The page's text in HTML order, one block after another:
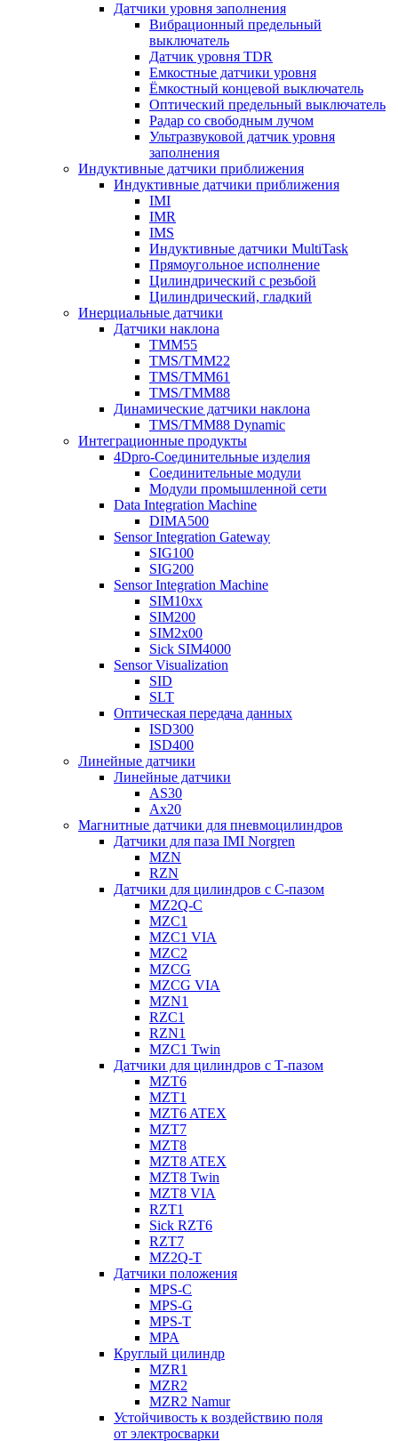
Датчики уровня заполнения
Вибрационный предельный
выключатель
Датчик уровня TDR
Емкостные датчики уровня
Ёмкостный концевой выключатель
Оптический предельный выключатель
Радар со свободным лучом
Ультразвуковой датчик уровня
заполнения
Индуктивные датчики приближения
Индуктивные датчики приближения
IMI
IMR
IMS
Индуктивные датчики MultiTask
Прямоугольное исполнение
Цилиндрический с резьбой
Цилиндрический, гладкий
Инерциальные датчики
Датчики наклона
TMM55
TMS/TMM22
TMS/TMM61
TMS/TMM88
Динамические датчики наклона
TMS/TMM88 Dynamic
Интеграционные продукты
4Dpro-Соединительные изделия
Соединительные модули
Модули промышленной сети
Data Integration Machine
DIMA500
Sensor Integration Gateway
SIG100
SIG200
Sensor Integration Machine
SIM10xx
SIM200
SIM2x00
Sick SIM4000
Sensor Visualization
SID
SLT
Оптическая передача данных
ISD300
ISD400
Линейные датчики
Линейные датчики
AS30
Ax20
Магнитные датчики для пневмоцилиндров
Датчики для паза IMI Norgren
MZN
RZN
Датчики для цилиндров с С-пазом
MZ2Q-C
MZC1
MZC1 VIA
MZC2
MZCG
MZCG VIA
MZN1
RZC1
RZN1
MZC1 Twin
Датчики для цилиндров с Т-пазом
MZT6
MZT1
MZT6 ATEX
MZT7
MZT8
MZT8 ATEX
MZT8 Twin
MZT8 VIA
RZT1
Sick RZT6
RZT7
MZ2Q-T
Датчики положения
MPS-C
MPS-G
MPS-T
MPA
Круглый цилиндр
MZR1
MZR2
MZR2 Namur
Устойчивость к воздействию поля
от электросварки